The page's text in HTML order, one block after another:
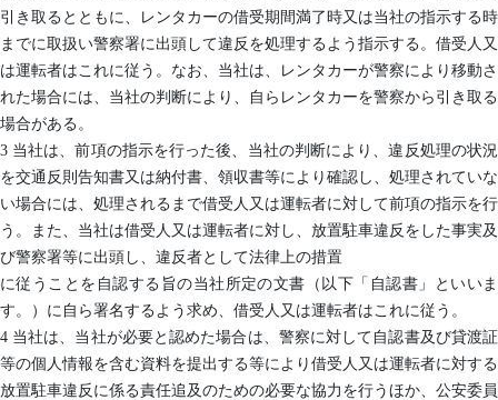
引き取るとともに、レンタカーの借受期間満了時又は当社の指示する時
までに取扱い警察署に出頭して違反を処理するよう指示する。借受人又
は運転者はこれに従う。なお、当社は、レンタカーが警察により移動さ
れた場合には、当社の判断により、自らレンタカーを警察から引き取る
場合がある。
3 当社は、前項の指示を行った後、当社の判断により、違反処理の状況
を交通反則告知書又は納付書、領収書等により確認し、処理されていな
い場合には、処理されるまで借受人又は運転者に対して前項の指示を行
う。また、当社は借受人又は運転者に対し、放置駐車違反をした事実及
び警察署等に出頭し、違反者として法律上の措置
に従うことを自認する旨の当社所定の文書（以下「自認書」といいま
す。）に自ら署名するよう求め、借受人又は運転者はこれに従う。
4 当社は、当社が必要と認めた場合は、警察に対して自認書及び貸渡証
等の個人情報を含む資料を提出する等により借受人又は運転者に対する
放置駐車違反に係る責任追及のための必要な協力を行うほか、公安委員